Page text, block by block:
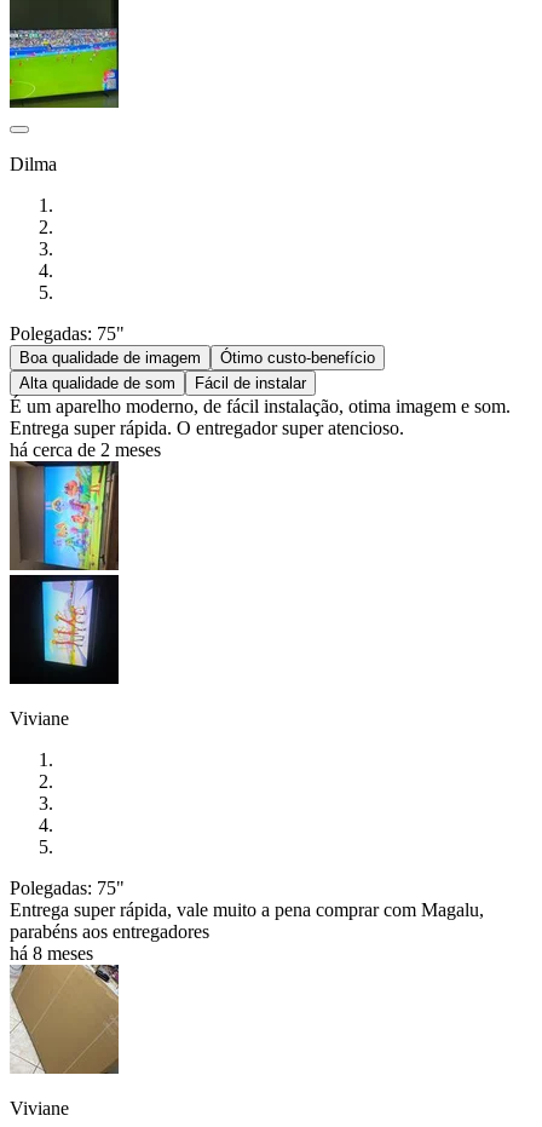
Dilma
Polegadas: 75"
Boa qualidade de imagem
Ótimo custo-benefício
Alta qualidade de som
Fácil de instalar
É um aparelho moderno, de fácil instalação, otima imagem e som.
Entrega super rápida. O entregador super atencioso.
há cerca de 2 meses
Viviane
Polegadas: 75"
Entrega super rápida, vale muito a pena comprar com Magalu,
parabéns aos entregadores
há 8 meses
Viviane